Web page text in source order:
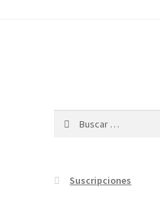
Suscripciones